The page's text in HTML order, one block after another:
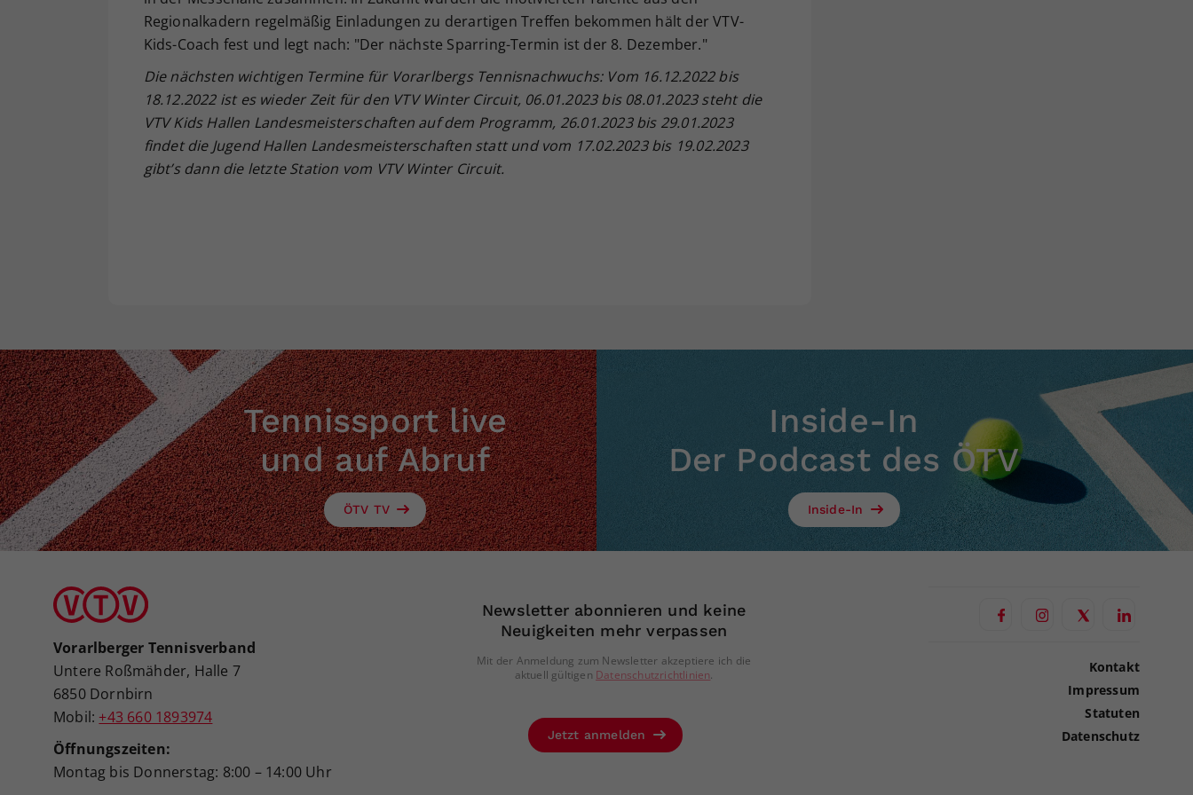
Regionalkadern regelmäßig Einladungen zu derartigen Treffen bekommen hält der VTV-
Kids-Coach fest und legt nach: "Der nächste Sparring-Termin ist der 8. Dezember."
Die nächsten wichtigen Termine für Vorarlbergs Tennisnachwuchs: Vom 16.12.2022 bis
18.12.2022 ist es wieder Zeit für den VTV Winter Circuit, 06.01.2023 bis 08.01.2023 steht die
VTV Kids Hallen Landesmeisterschaften auf dem Programm, 26.01.2023 bis 29.01.2023
findet die Jugend Hallen Landesmeisterschaften statt und vom 17.02.2023 bis 19.02.2023
gibt’s dann die letzte Station vom VTV Winter Circuit.
Tennissport live
und auf Abruf
ÖTV TV
Inside-In
Der Podcast des ÖTV
Inside-In
Vorarlberger Tennisverband
Untere Roßmähder, Halle 7
6850 Dornbirn
Mobil: +43 660 1893974
Öffnungszeiten:
Montag bis Donnerstag: 8:00 – 14:00 Uhr
Newsletter abonnieren und keine
Neuigkeiten mehr verpassen
Mit der Anmeldung zum Newsletter akzeptiere ich die
aktuell gültigen Datenschutzrichtlinien.
Jetzt anmelden
Kontakt
Impressum
Statuten
Datenschutz
Ihrer vorgenommen Einstellungen, falls der
Webseiten-Betreiber dies eingestellt hat.